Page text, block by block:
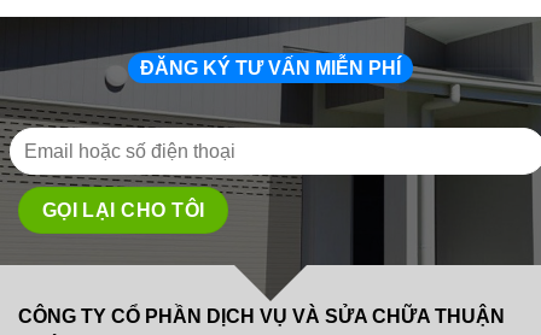
ĐĂNG KÝ TƯ VẤN MIỄN PHÍ
CÔNG TY CỔ PHẦN DỊCH VỤ VÀ SỬA CHỮA THUẬN